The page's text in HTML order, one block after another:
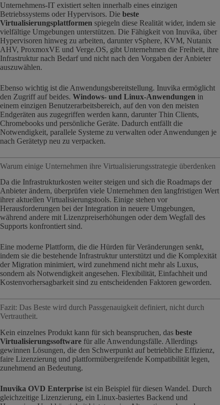
Unternehmens-IT existiert selten innerhalb eines einzigen
Betriebssystems oder Hypervisors. Die beste
Virtualisierungsplattformen spiegeln diese Realität wider, indem sie
vielfältige Umgebungen unterstützen. Die Fähigkeit von Inuvika, über
Hypervisoren hinweg zu arbeiten, darunter vSphere, KVM, Nutanix
AHV, ProxmoxVE und Verge.OS, gibt Unternehmen die Freiheit, ihre
Infrastruktur nach Bedarf und nicht nach den Vorgaben der Anbieter
auszuwählen.
Ebenso wichtig ist die Anwendungsbereitstellung. Inuvika ermöglicht
den Zugriff auf beides. Windows- und Linux-Anwendungen in
einem einzigen Benutzerarbeitsbereich, auf den von den meisten
Endgeräten aus zugegriffen werden kann, darunter Thin Clients,
Chromebooks und persönliche Geräte. Dadurch entfällt die
Notwendigkeit, parallele Systeme zu verwalten oder Anwendungen je
nach Gerätetyp neu zu verpacken.
Warum einige Unternehmen ihre Virtualisierungsstrategie überdenken
Da die Infrastrukturkosten weiter steigen und sich die Roadmaps der
Anbieter ändern, überprüfen viele Unternehmen den langfristigen Wert
ihrer aktuellen Virtualisierungstools. Einige stehen vor
Herausforderungen bei der Integration in neuere Umgebungen,
während andere mit Lizenzpreiserhöhungen oder dem Wegfall des
Supports konfrontiert sind.
Eine moderne Plattform, die die Hürden für Veränderungen senkt,
indem sie die bestehende Infrastruktur unterstützt und die Komplexität
der Migration minimiert, wird zunehmend nicht mehr als Luxus,
sondern als Notwendigkeit angesehen. Flexibilität, Einfachheit und
Kostenvorhersagbarkeit sind zu entscheidenden Faktoren geworden.
Fazit: Das Beste wird durch Passgenauigkeit definiert, nicht durch
Vertrautheit.
Kein einzelnes Produkt kann für sich beanspruchen, das beste
Virtualisierungssoftware für alle Anwendungsfälle. Allerdings
gewinnen Lösungen, die den Schwerpunkt auf betriebliche Effizienz,
faire Lizenzierung und plattformübergreifende Kompatibilität legen,
zunehmend an Bedeutung.
Inuvika OVD Enterprise ist ein Beispiel für diesen Wandel. Durch
gleichzeitige Lizenzierung, ein Linux-basiertes Backend und